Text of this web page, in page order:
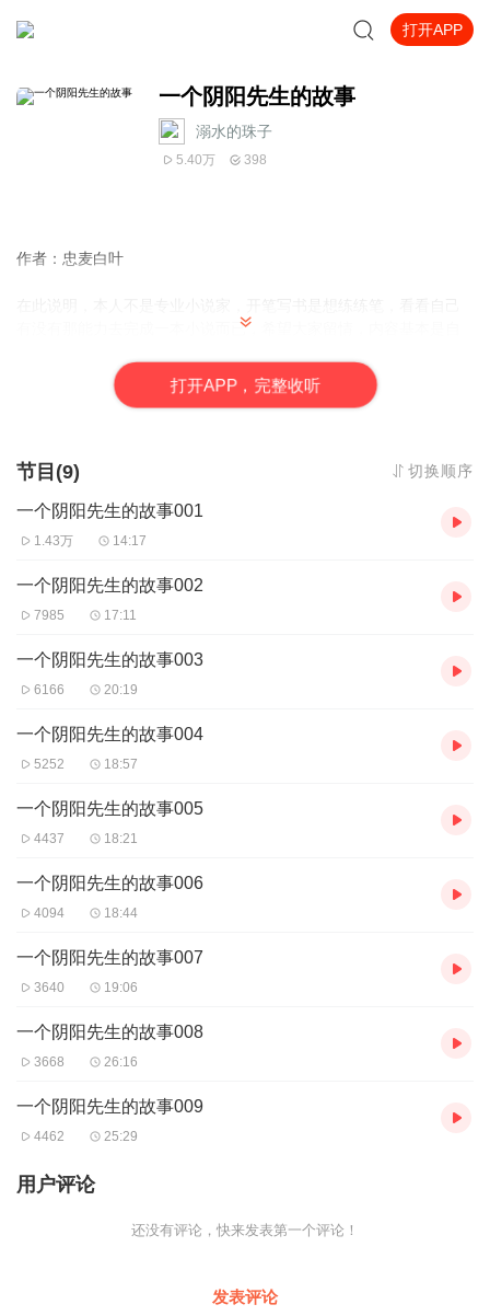
打开APP
一个阴阳先生的故事
溺水的珠子
5.40万 398
作者： 忠麦白叶
有没有那能力去完成一本小说而已，希望大家留情，内容基本是自
大家，故事情节如有雷同，纯属巧合，可能也会加入一些大家在电
影小说或者自己身边传闻的场景。 本书已经作者授权给溺水的佛珠
打开APP，完整收听
节目(9) 切换顺序
一个阴阳先生的故事001
1.43万 14:17
一个阴阳先生的故事002
7985 17:11
一个阴阳先生的故事003
6166 20:19
一个阴阳先生的故事004
5252 18:57
一个阴阳先生的故事005
4437 18:21
一个阴阳先生的故事006
4094 18:44
一个阴阳先生的故事007
3640 19:06
一个阴阳先生的故事008
3668 26:16
一个阴阳先生的故事009
4462 25:29
用户评论
还没有评论，快来发表第一个评论！
发表评论